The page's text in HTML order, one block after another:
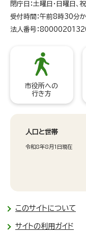
閉庁日：土曜日・日曜日
受付時間：午前8時30分
法人番号：
市役所への
行き方
人口と世帯
令和8年8月1日現在
このサイトについて
サイトの利用ガイド